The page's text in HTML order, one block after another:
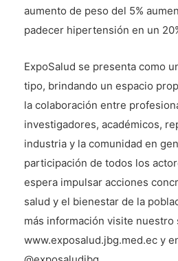
aumento de peso del 5%
padecer hipertensión en un
ExpoSalud se presenta como
tipo, brindando un espacio
la colaboración entre
investigadores, académicos,
industria y la comunidad en
participación de todos los
espera impulsar acciones
salud y el bienestar de la
más información visite nuestro
www.exposalud.jbg.med.ec y